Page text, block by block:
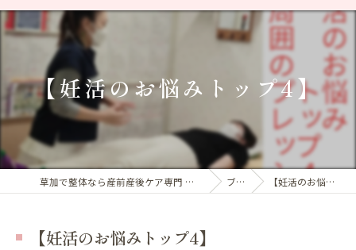
【妊活のお悩みトップ4】
草加で整体なら産前産後ケア専門 かおりビューティサロン ブログ 【妊活のお悩みトップ4】
【妊活のお悩みトップ4】